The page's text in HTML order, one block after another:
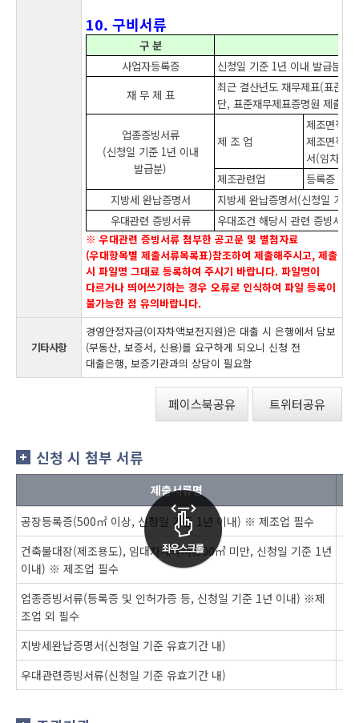
10. 구비서류
구 분
사업자등록증
신청일 기준 1년 이내 발급분
재 무 제 표
최근 결산년도 재무제표(표준재
단, 표준재무제표증명원 제출이
업종증빙서류
(신청일 기준 1년 이내
발급분)
제 조 업
제조면적
제조면적
서(임차시
제조관련업
등록증 및
지방세 완납증명서
지방세 완납증명서(신청일 기준
우대관련 증빙서류
우대조건 해당시 관련 증빙서류
※ 우대관련 증빙서류 첨부한 공고문 및 별첨자료
(우대항목별 제출서류목록표)참조하여 제출해주시고, 제출
시 파일명 그대료 등록하여 주시기 바랍니다. 파일명이
다르거나 띄어쓰기하는 경우 오류로 인식하여 파일 등록이
불가능한 점 유의바랍니다.
기타사항
경영안정자금(이자차액보전지원)은 대출 시 은행에서 담보
(부동산, 보증서, 신용)를 요구하게 되오니 신청 전
대출은행, 보증기관과의 상담이 필요함
페이스북공유 트위터공유
신청 시 첨부 서류
제출서류명
공장등록증(500㎡ 이상, 신청일 기준 1년 이내) ※ 제조업 필수
건축물대장(제조용도), 임대차계약서(500㎡ 미만, 신청일 기준 1년
이내) ※ 제조업 필수
업종증빙서류(등록증 및 인허가증 등, 신청일 기준 1년 이내) ※제
조업 외 필수
지방세완납증명서(신청일 기준 유효기간 내)
우대관련증빙서류(신청일 기준 유효기간 내)